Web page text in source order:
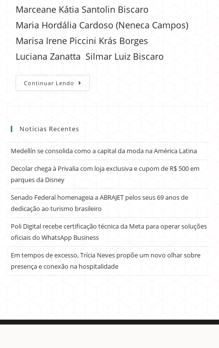
Marceane Kátia Santolin Biscaro
Maria Hordália Cardoso (Neneca Campos)
Marisa Irene Piccini Krás Borges
Luciana Zanatta Silmar Luiz Biscaro
Continuar Lendo
Notícias Recentes
Medellín se consolida como a capital da moda na América Latina
Decolar chega à Privalia com loja exclusiva e cupom de R$ 500 em
parques da Disney
Senado Federal homenageia a ABRAJET pelos seus 69 anos de
dedicação ao turismo brasileiro
Poli Digital recebe certificação técnica da Meta para operar soluções
oficiais do WhatsApp Business
Em tempos de excesso, Trícia Neves propõe um novo olhar sobre
presença e conexão na hospitalidade